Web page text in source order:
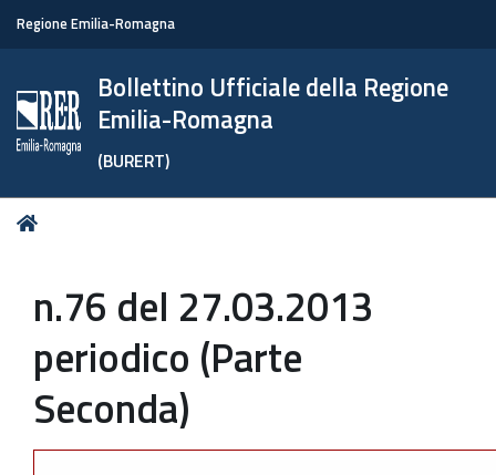
Regione Emilia-Romagna
Bollettino Ufficiale della Regione
Emilia-Romagna
(BURERT)
Tu
n.76 del 27.03.2013
periodico (Parte
Seconda)